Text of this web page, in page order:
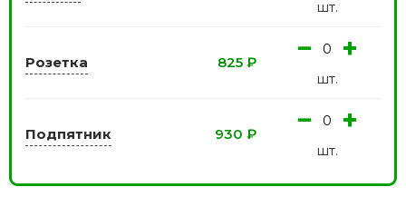
шт.
Розетка 825 ₽ − +
шт.
Подпятник 930 ₽ − +
шт.